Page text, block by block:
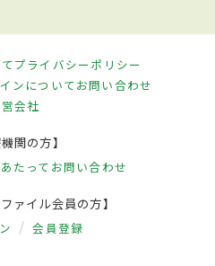
プライバシーポリシー
ンについてお問い合わせ
会社
機関の方】
たって お問い合わせ
ァイル会員の方】
会員登録